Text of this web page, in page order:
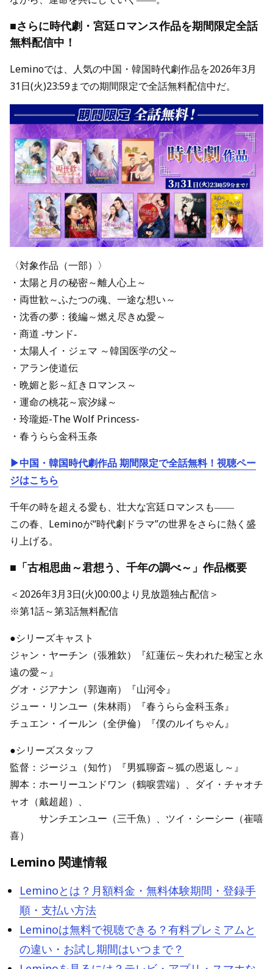
■さらに時代劇・宮廷ロマンス作品を期間限定全話
無料配信中！
Leminoでは、人気の中国・韓国時代劇作品を2026年3月
31日(火)23:59までの期間限定で全話無料配信中だ。
〈対象作品（一部）〉
・太陽と月の秘密～離人心上～
・両世歓～ふたつの魂、一途な想い～
・沈香の夢：後編～燃え尽きぬ愛～
・商道 ‐サンド‐
・太陽人イ・ジェマ ～韓国医学の父～
・アラン使道伝
・晩媚と影～紅きロマンス～
・運命の桃花～宸汐縁～
・玲瓏姫-The Wolf Princess-
・春うらら金科玉条
▶中国・韓国時代劇作品 期間限定で全話無料！視聴ペー
ジはこちら
千年の時を超える愛も、壮大な宮廷ロマンスも――
この春、Leminoが“時代劇ドラマ”の世界をさらに熱く盛
り上げる。
■「古相思曲～君想う、千年の調べ～」作品概要
＜2026年3月3日(火)00:00より見放題独占配信＞
※第1話～第3話無料配信
●シリーズキャスト
ジャン・ヤーチン（張雅欽）『紅蓮伝～失われた秘宝と永
遠の愛～』
グオ・ジアナン（郭迦南）『山河令』
ジュー・リンユー（朱林雨）『春うらら金科玉条』
チュエン・イールン（全伊倫）『僕のルイちゃん』
●シリーズスタッフ
監督：ジージュ（知竹）『男狐聊斎～狐の恩返し～』
脚本：ホーリーユンドワン（鶴唳雲端）、ダイ・チャオチ
ャオ（戴超超）、
サンチエンユー（三千魚）、ツイ・シーシー（崔嘻
喜）
Lemino 関連情報
Leminoとは？月額料金・無料体験期間・登録手
順・支払い方法
Leminoは無料で視聴できる？有料プレミアムと
の違い・お試し期間はいつまで？